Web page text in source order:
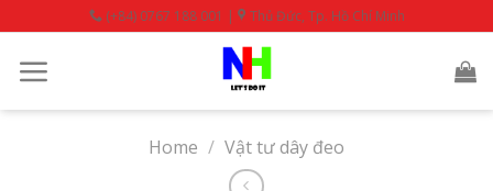
to
content
(+84) 0767 188 001 | Thủ Đức, Tp. Hồ Chí Minh
Home / Vật tư dây đeo